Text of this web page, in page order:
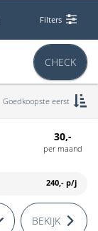
Filters
CHECK
Goedkoopste eerst
30,-
per maand
240,- p/j
BEKIJK